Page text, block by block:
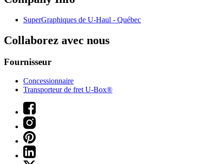
SuperGraphiques de U-Haul - Québec
Collaborez avec nous
Fournisseur
Concessionnaire
Transporteur de fret U-Box®